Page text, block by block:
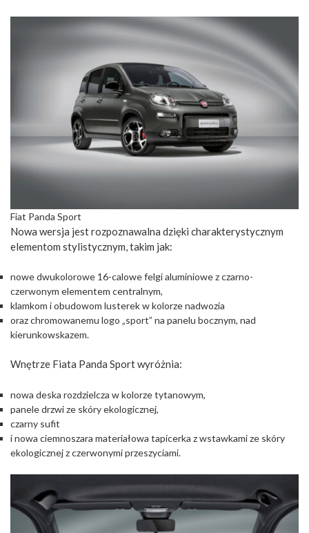
Fiat Panda Sport
Nowa wersja jest rozpoznawalna dzięki charakterystycznym
elementom stylistycznym, takim jak:
nowe dwukolorowe 16-calowe felgi aluminiowe z czarno-
czerwonym elementem centralnym,
klamkom i obudowom lusterek w kolorze nadwozia
oraz chromowanemu logo „sport” na panelu bocznym, nad
kierunkowskazem.
Wnętrze Fiata Panda Sport wyróżnia:
nowa deska rozdzielcza w kolorze tytanowym,
panele drzwi ze skóry ekologicznej,
czarny sufit
i nowa ciemnoszara materiałowa tapicerka z wstawkami ze skóry
ekologicznej z czerwonymi przeszyciami.